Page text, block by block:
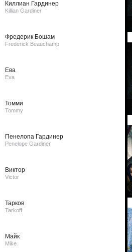
Киллиан Гардинер
Killian Gardiner
Фредерик Бошам
Frederick Beauchamp
Ева
Eva
Томми
Tommy
Пенелопа Гардинер
Penelope Gardiner
Виктор
Victor
Тарков
Tarkoff
Майк
Mike